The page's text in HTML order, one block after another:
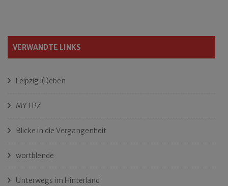
VERWANDTE LINKS
Leipzig l(i)eben
MY LPZ
Blicke in die Vergangenheit
wortblende
Unterwegs im Hinterland